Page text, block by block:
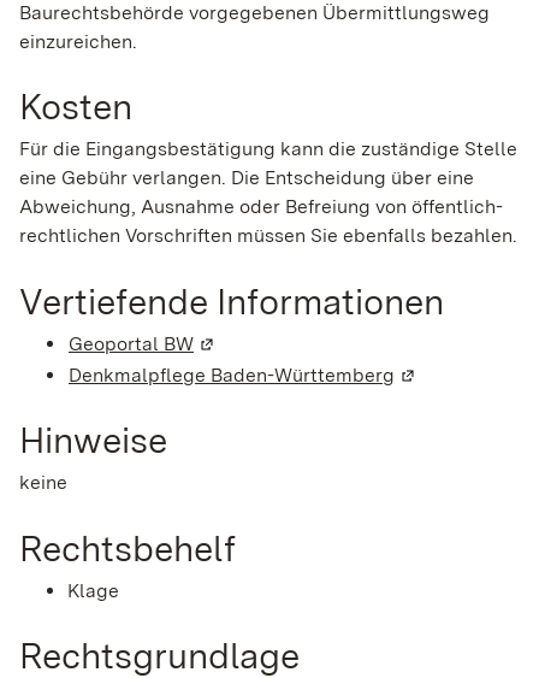
Baurechtsbehörde vorgegebenen Übermittlungsweg
einzureichen.
Kosten
Für die Eingangsbestätigung kann die zuständige Stelle
eine Gebühr verlangen. Die Entscheidung über eine
Abweichung, Ausnahme oder Befreiung von öffentlich-
rechtlichen Vorschriften müssen Sie ebenfalls bezahlen.
Vertiefende Informationen
Geoportal BW (Wird in einem neuen Fenster
Denkmalpflege Baden-Württemberg (Wird in einem
Hinweise
keine
Rechtsbehelf
Klage
Rechtsgrundlage